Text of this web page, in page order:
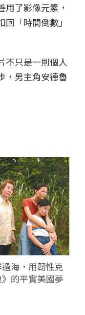
了影像元素，
「時間倒數」
不只是一則個人
，男主角安德魯
海，用韌性克
的平實美國夢